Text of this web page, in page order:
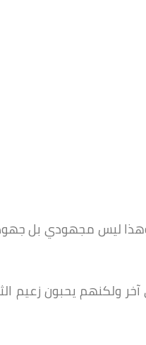
وهذا ليس مجهودي بل
آخر ولكنهم يحبون زعيم